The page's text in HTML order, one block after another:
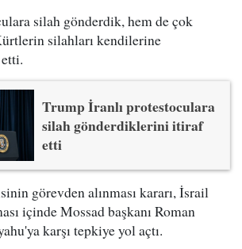
silah gönderdik, hem de çok
silahları kendilerine
Trump İranlı protestoculara
silah gönderdiklerini itiraf
etti
görevden alınması kararı, İsrail
içinde Mossad başkanı Roman
karşı tepkiye yol açtı.